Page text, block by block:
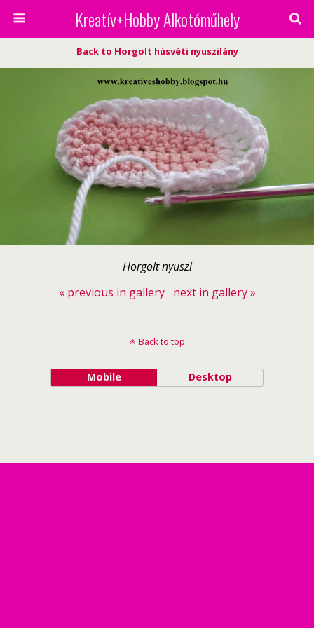
Kreatív+Hobby Alkotóműhely
Back to Horgolt húsvéti nyuszilány
Horgolt nyuszi
« previous in gallery
next in gallery »
Back to top
Mobile Desktop